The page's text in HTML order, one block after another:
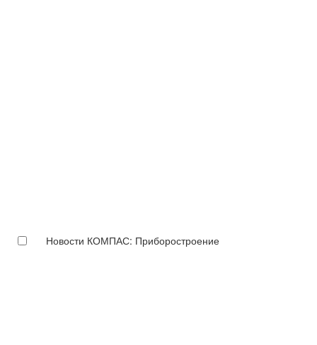
Новости КОМПАС: Приборостроение